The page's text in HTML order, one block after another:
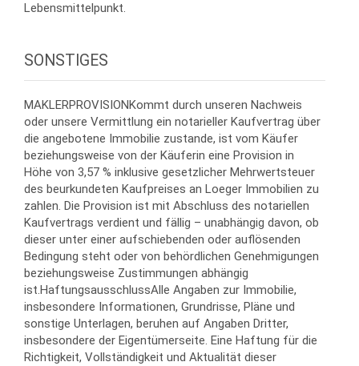
Lebensmittelpunkt.
SONSTIGES
MAKLERPROVISIONKommt durch unseren Nachweis
oder unsere Vermittlung ein notarieller Kaufvertrag über
die angebotene Immobilie zustande, ist vom Käufer
beziehungsweise von der Käuferin eine Provision in
Höhe von 3,57 % inklusive gesetzlicher Mehrwertsteuer
des beurkundeten Kaufpreises an Loeger Immobilien zu
zahlen. Die Provision ist mit Abschluss des notariellen
Kaufvertrags verdient und fällig – unabhängig davon, ob
dieser unter einer aufschiebenden oder auflösenden
Bedingung steht oder von behördlichen Genehmigungen
beziehungsweise Zustimmungen abhängig
ist.HaftungsausschlussAlle Angaben zur Immobilie,
insbesondere Informationen, Grundrisse, Pläne und
sonstige Unterlagen, beruhen auf Angaben Dritter,
insbesondere der Eigentümerseite. Eine Haftung für die
Richtigkeit, Vollständigkeit und Aktualität dieser